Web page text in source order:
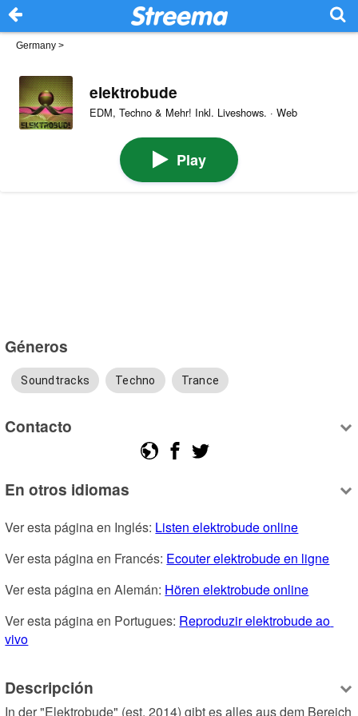
Germany >
elektrobude
EDM, Techno & Mehr! Inkl. Liveshows. · Web
Play
Géneros
Soundtracks Techno Trance
Contacto
En otros idiomas
Ver esta página en Inglés: Listen elektrobude online
Ver esta página en Francés: Ecouter elektrobude en ligne
Ver esta página en Alemán: Hören elektrobude online
Ver esta página en Portugues: Reproduzir elektrobude ao
vivo
Descripción
In der "Elektrobude" (est. 2014) gibt es alles aus dem Bereich